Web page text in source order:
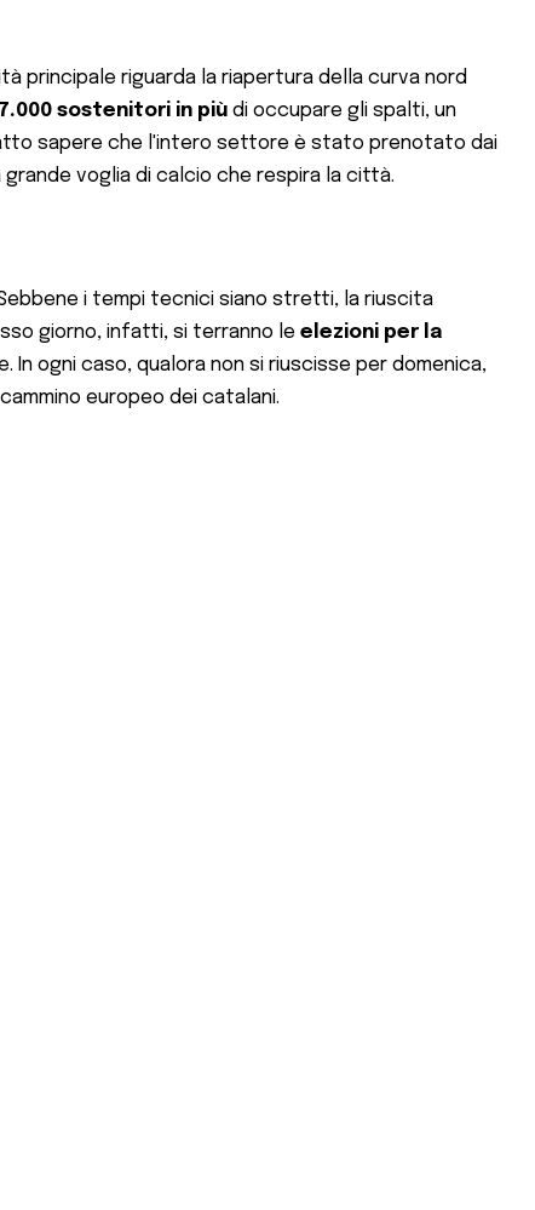
principale riguarda la riapertura della curva nord
sostenitori in più di occupare gli spalti, un
sapere che l'intero settore è stato prenotato dai
voglia di calcio che respira la città.
i tempi tecnici siano stretti, la riuscita
giorno, infatti, si terranno le elezioni per la
ogni caso, qualora non si riuscisse per domenica,
europeo dei catalani.